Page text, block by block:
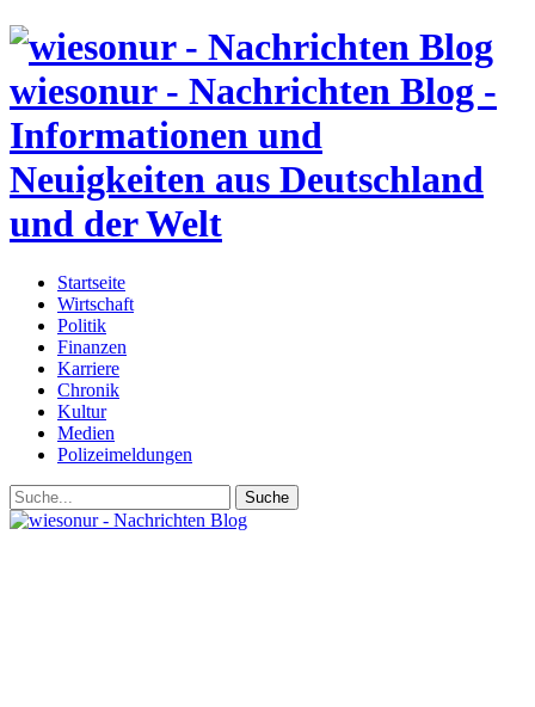
wiesonur - Nachrichten Blog -
Informationen und
Neuigkeiten aus Deutschland
und der Welt
Startseite
Wirtschaft
Politik
Finanzen
Karriere
Chronik
Kultur
Medien
Polizeimeldungen